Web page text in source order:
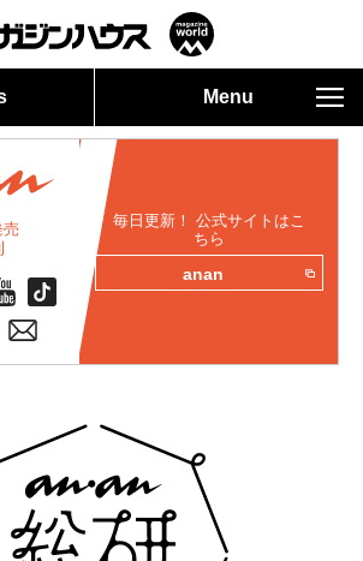
Menu
毎日更新！ 公式サイトはこ
ちら
anan